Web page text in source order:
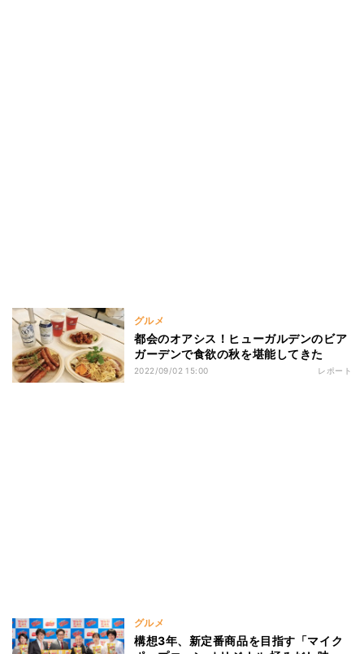
グルメ
都会のオアシス！ヒューガルデンのビア
ガーデンで食欲の秋を堪能してきた
2022/09/02 15:00 レポート
グルメ
構想3年、新定番商品を目指す「マイク